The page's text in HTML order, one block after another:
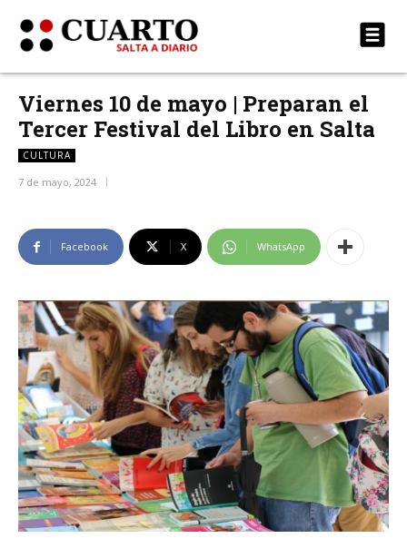
Viernes 10 de mayo | Preparan el
Tercer Festival del Libro en Salta
CULTURA
7 de mayo, 2024
Facebook X WhatsApp